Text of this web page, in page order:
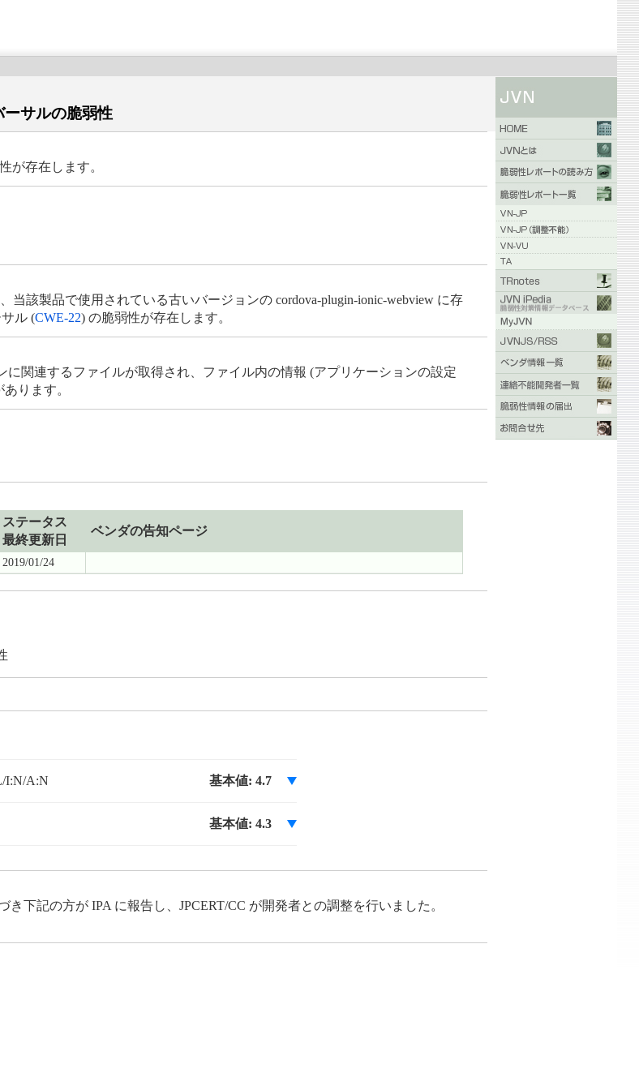
サルの脆弱性
が存在します。
該製品で使用されている古いバージョンの cordova-plugin-ionic-webview に存
ル (CWE-22) の脆弱性が存在します。
関連するファイルが取得され、ファイル内の情報 (アプリケーションの設定
ります。
ステータス
最終更新日
ベンダの告知ページ
2019/01/24
I:N/A:N 基本値: 4.7
基本値: 4.3
下記の方が IPA に報告し、JPCERT/CC が開発者との調整を行いました。